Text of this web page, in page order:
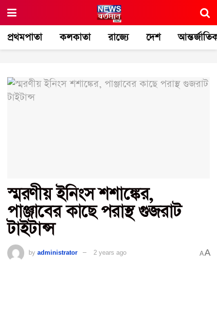
প্রথমপাতা কলকাতা রাজ্যে দেশ
স্মরণীয় ইনিংস শশাঙ্কের,
পাঞ্জাবের কাছে পরাস্থ গুজরাট
টাইটান্স
by administrator 2 years ago AA